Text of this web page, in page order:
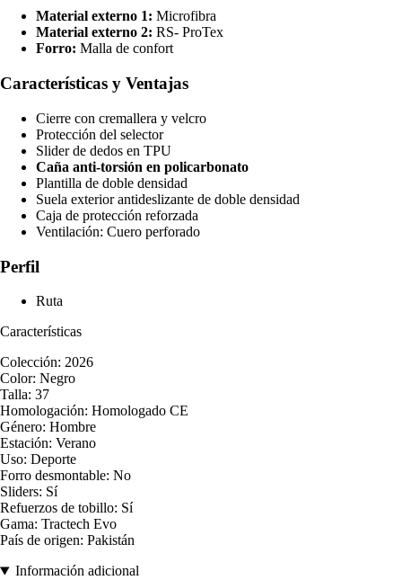
Material externo 1: Microfibra
Material externo 2: RS- ProTex
Forro: Malla de confort
Características y Ventajas
Cierre con cremallera y velcro
Protección del selector
Slider de dedos en TPU
Caña anti-torsión en policarbonato
Plantilla de doble densidad
Suela exterior antideslizante de doble densidad
Caja de protección reforzada
Ventilación: Cuero perforado
Perfil
Ruta
Características
Colección: 2026
Color: Negro
Talla: 37
Homologación: Homologado CE
Género: Hombre
Estación: Verano
Uso: Deporte
Forro desmontable: No
Sliders: Sí
Refuerzos de tobillo: Sí
Gama: Tractech Evo
País de origen: Pakistán
Información adicional